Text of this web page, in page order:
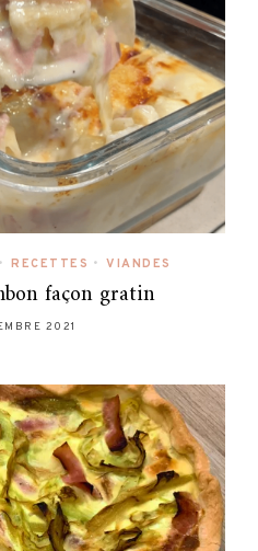
• RECETTES • VIANDES
façon gratin
2021